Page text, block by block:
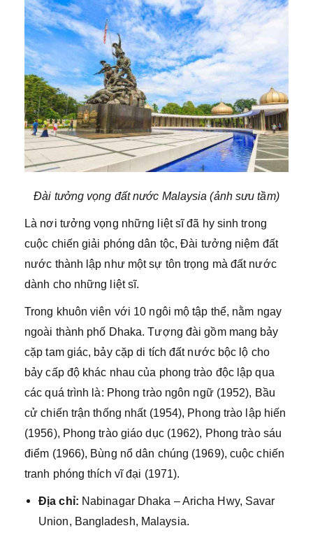
Đài tưởng vọng đất nước Malaysia (ảnh sưu tầm)
Là nơi tưởng vọng những liệt sĩ đã hy sinh trong
cuộc chiến giải phóng dân tộc, Đài tưởng niệm đất
nước thành lập như một sự tôn trọng mà đất nước
dành cho những liệt sĩ.
Trong khuôn viên với 10 ngôi mộ tập thể, nằm ngay
ngoài thành phố Dhaka. Tượng đài gồm mang bảy
cặp tam giác, bảy cặp di tích đất nước bộc lộ cho
bảy cấp độ khác nhau của phong trào độc lập qua
các quá trình là: Phong trào ngôn ngữ (1952), Bầu
cử chiến trận thống nhất (1954), Phong trào lập hiến
(1956), Phong trào giáo dục (1962), Phong trào sáu
điểm (1966), Bùng nổ dân chúng (1969), cuộc chiến
tranh phóng thích vĩ đại (1971).
Địa chỉ: Nabinagar Dhaka – Aricha Hwy, Savar
Union, Bangladesh, Malaysia.